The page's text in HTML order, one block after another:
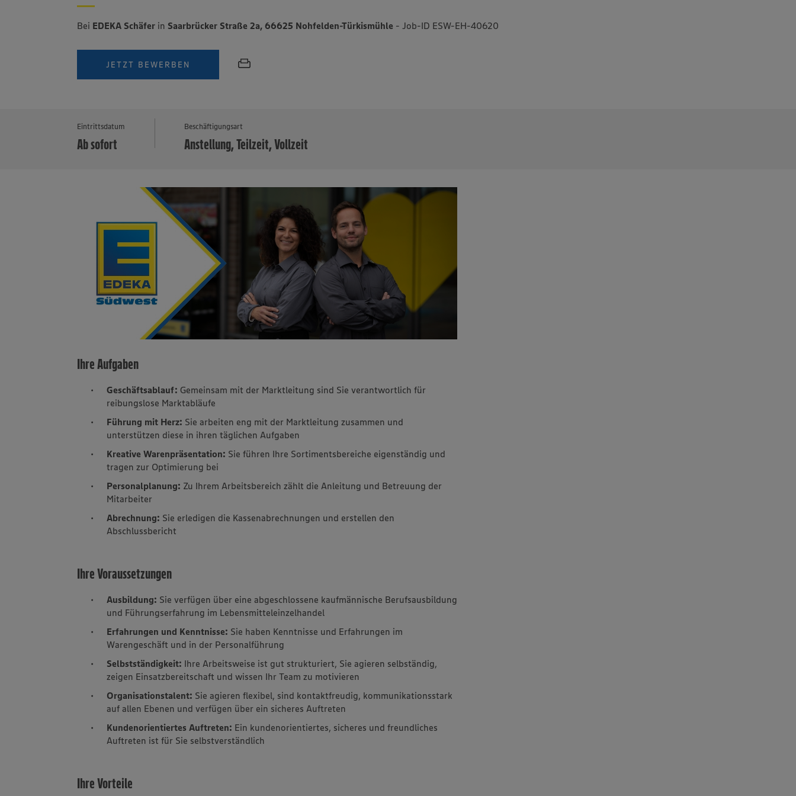
Bei EDEKA Schäfer in Saarbrücker Straße 2a, 66625 Nohfelden-Türkismühle - Job-ID ESW-EH-40620
JETZT BEWERBEN
Eintrittsdatum
Ab sofort
Beschäftigungsart
Anstellung, Teilzeit, Vollzeit
Ihre Aufgaben
Geschäftsablauf: Gemeinsam mit der Marktleitung sind Sie verantwortlich für
reibungslose Marktabläufe
Führung mit Herz: Sie arbeiten eng mit der Marktleitung zusammen und
unterstützen diese in ihren täglichen Aufgaben
Kreative Warenpräsentation: Sie führen Ihre Sortimentsbereiche eigenständig und
tragen zur Optimierung bei
Personalplanung: Zu Ihrem Arbeitsbereich zählt die Anleitung und Betreuung der
Mitarbeiter
Abrechnung: Sie erledigen die Kassenabrechnungen und erstellen den
Abschlussbericht
Ihre Voraussetzungen
Ausbildung: Sie verfügen über eine abgeschlossene kaufmännische Berufsausbildung
und Führungserfahrung im Lebensmitteleinzelhandel
Erfahrungen und Kenntnisse: Sie haben Kenntnisse und Erfahrungen im
Warengeschäft und in der Personalführung
Selbstständigkeit: Ihre Arbeitsweise ist gut strukturiert, Sie agieren selbständig,
zeigen Einsatzbereitschaft und wissen Ihr Team zu motivieren
Organisationstalent: Sie agieren flexibel, sind kontaktfreudig, kommunikationsstark
auf allen Ebenen und verfügen über ein sicheres Auftreten
Kundenorientiertes Auftreten: Ein kundenorientiertes, sicheres und freundliches
Auftreten ist für Sie selbstverständlich
Ihre Vorteile